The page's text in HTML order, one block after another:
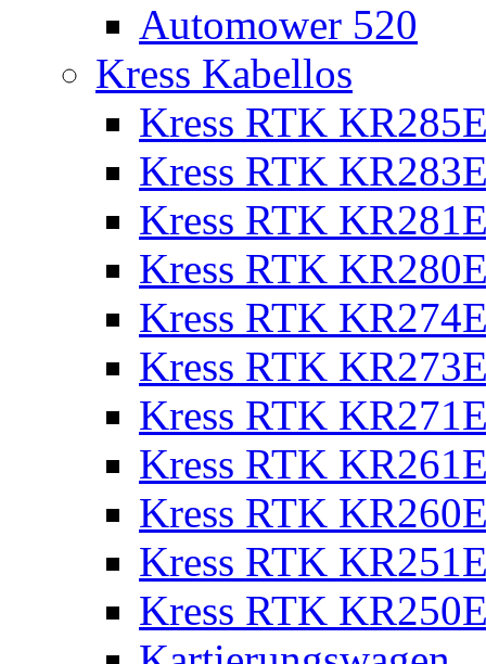
Automower 520
Kress Kabellos
Kress RTK
Kress RTK
Kress RTK
Kress RTK
Kress RTK
Kress RTK
Kress RTK
Kress RTK
Kress RTK
Kress RTK
Kress RTK